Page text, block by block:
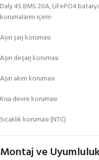
Daly 4S BMS 20A, LiFePO4
korumalarını içerir:
Aşırı şarj koruması
Aşırı deşarj koruması
Aşırı akım koruması
Kısa devre koruması
Sıcaklık koruması (NTC)
Montaj ve